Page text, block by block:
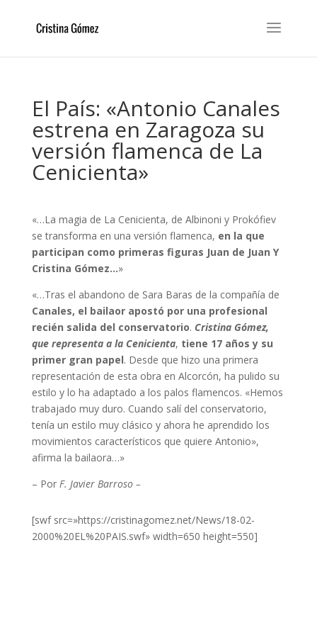
El País: «Antonio Canales
estrena en Zaragoza su
versión flamenca de La
Cenicienta»
«…La magia de La Cenicienta, de Albinoni y Prokófiev
se transforma en una versión flamenca, en la que
participan como primeras figuras Juan de Juan Y
Cristina Gómez…»
«…Tras el abandono de Sara Baras de la compañía de
Canales, el bailaor apostó por una profesional
recién salida del conservatorio. Cristina Gómez,
que representa a la Cenicienta, tiene 17 años y su
primer gran papel. Desde que hizo una primera
representación de esta obra en Alcorcón, ha pulido su
estilo y lo ha adaptado a los palos flamencos. «Hemos
trabajado muy duro. Cuando salí del conservatorio,
tenía un estilo muy clásico y ahora he aprendido los
movimientos característicos que quiere Antonio»,
afirma la bailaora…»
– Por F. Javier Barroso –
[swf src=»https://cristinagomez.net/News/18-02-
2000%20EL%20PAIS.swf» width=650 height=550]